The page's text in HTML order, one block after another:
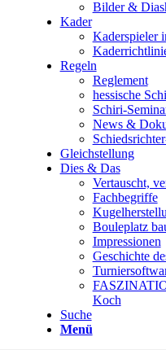
Bilder &
Kader
Kaderspieler
Regeln
Reglement
hessische
Schiri-
News &
Gleichstellung
Dies & Das
Vertauscht,
Fachbegriffe
Bouleplatz
Impressionen
Geschichte
Koch
Suche
Menü